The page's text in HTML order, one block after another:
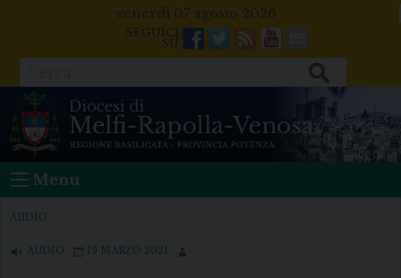
venerdì 07 agosto 2026
Facebook
Twitter
FeedsYoutube
Mail
Menu
AUDIO
AUDIO 19 MARZO 2021